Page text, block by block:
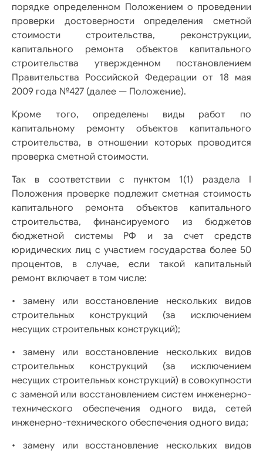
порядке определенном Положением о проведении
проверки достоверности определения сметной
стоимости строительства, реконструкции,
капитального ремонта объектов капитального
строительства утвержденном постановлением
Правительства Российской Федерации от 18 мая
2009 года №427 (далее — Положение).
Кроме того, определены виды работ по
капитальному ремонту объектов капитального
строительства, в отношении которых проводится
проверка сметной стоимости.
Так в соответствии с пунктом 1(1) раздела I
Положения проверке подлежит сметная стоимость
капитального ремонта объектов капитального
строительства, финансируемого из бюджетов
бюджетной системы РФ и за счет средств
юридических лиц с участием государства более 50
процентов, в случае, если такой капитальный
ремонт включает в том числе:
• замену или восстановление нескольких видов
строительных конструкций (за исключением
несущих строительных конструкций);
• замену или восстановление нескольких видов
строительных конструкций (за исключением
несущих строительных конструкций) в совокупности
с заменой или восстановлением систем инженерно-
технического обеспечения одного вида, сетей
инженерно-технического обеспечения одного вида;
• замену или восстановление нескольких видов